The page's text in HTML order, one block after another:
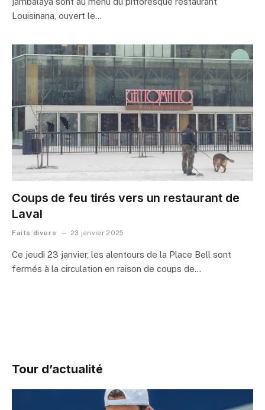
Louisinana, ouvert le…
Coups de feu tirés vers un restaurant de
Laval
Faits divers 23 janvier 2025
Ce jeudi 23 janvier, les alentours de la Place Bell sont
fermés à la circulation en raison de coups de…
Tour d’actualité